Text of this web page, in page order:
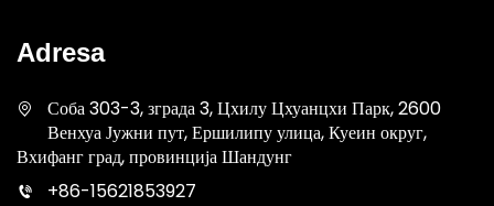
Adresa
Соба 303-3, зграда 3, Цхилу Цхуанцхи Парк, 2600
Венхуа Јужни пут, Ершилипу улица, Куеин округ,
Вхифанг град, провинција Шандунг
+86-15621853927